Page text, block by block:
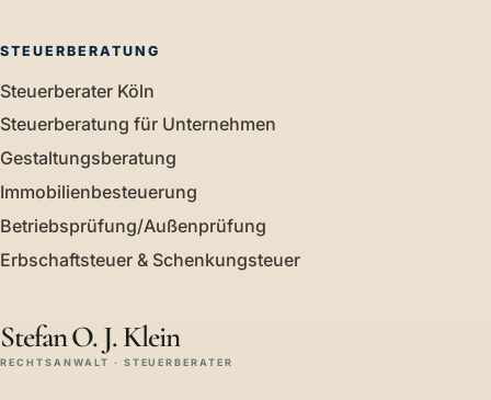
STEUERBERATUNG
Steuerberater Köln
Steuerberatung für Unternehmen
Gestaltungsberatung
Immobilienbesteuerung
Betriebsprüfung/Außenprüfung
Erbschaftsteuer & Schenkungsteuer
Stefan O. J. Klein
RECHTSANWALT · STEUERBERATER